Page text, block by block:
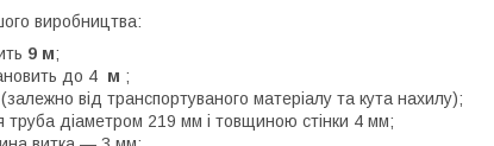
виробництва:
9 м;
до 4 м ;
(залежно від транспортуваного матеріалу та кута нахилу);
труба діаметром 219 мм і товщиною стінки 4 мм;